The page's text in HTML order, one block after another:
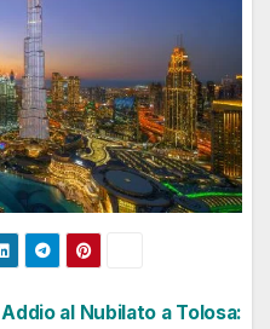
Addio al Nubilato a Tolosa: